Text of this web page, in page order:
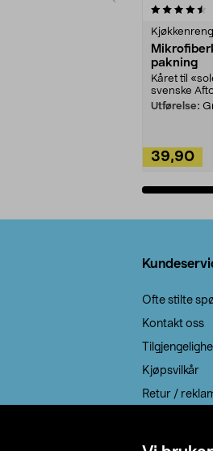
pakning
Kåret til
svenske
Utførelse:
39,90
Ofte stilte
Kontakt oss
Kjøpsvilkår
Retur /